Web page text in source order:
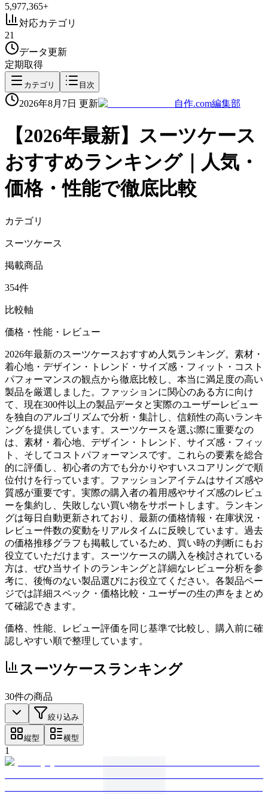
5,977,365+
対応カテゴリ
21
データ更新
定期取得
カテゴリ 目次
2026年8月7日 更新 自作.com編集部
【2026年最新】 スーツケース
おすすめランキング｜人気・
価格・性能で徹底比較
カテゴリ
スーツケース
掲載商品
354件
比較軸
価格・性能・レビュー
2026年最新のスーツケースおすすめ人気ランキング。素材・
着心地・デザイン・トレンド・サイズ感・フィット・コスト
パフォーマンスの観点から徹底比較し、本当に満足度の高い
製品を厳選しました。ファッションに関心のある方に向け
て、現在300件以上の製品データと実際のユーザーレビュー
を独自のアルゴリズムで分析・集計し、信頼性の高いランキ
ングを提供しています。スーツケースを選ぶ際に重要なの
は、素材・着心地、デザイン・トレンド、サイズ感・フィッ
ト、そしてコストパフォーマンスです。これらの要素を総合
的に評価し、初心者の方でも分かりやすいスコアリングで順
位付けを行っています。ファッションアイテムはサイズ感や
質感が重要です。実際の購入者の着用感やサイズ感のレビュ
ーを集約し、失敗しない買い物をサポートします。ランキン
グは毎日自動更新されており、最新の価格情報・在庫状況・
レビュー件数の変動をリアルタイムに反映しています。過去
の価格推移グラフも掲載しているため、買い時の判断にもお
役立ていただけます。スーツケースの購入を検討されている
方は、ぜひ当サイトのランキングと詳細なレビュー分析を参
考に、後悔のない製品選びにお役立てください。各製品ペー
ジでは詳細スペック・価格比較・ユーザーの生の声をまとめ
て確認できます。
価格、性能、レビュー評価を同じ基準で比較し、購入前に確
認しやすい順で整理しています。
スーツケースランキング
30件の商品
絞り込み
縦型 横型
1